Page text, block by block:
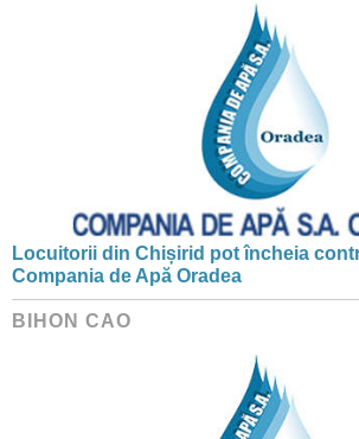
Locuitorii din Chișirid pot încheia
Compania de Apă Oradea
BIHON CAO